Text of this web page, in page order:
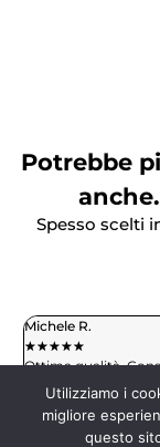
Potrebbe
Spesso scelti
Michele R.
★★★★★
Ottima qualità.
Utilizziamo i
migliore
questo